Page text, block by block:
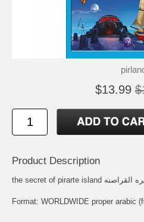
$13.99
Product Description
Format: WORLDWIDE proper arabic